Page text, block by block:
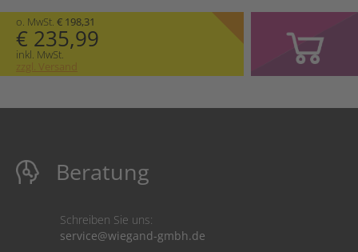
o. MwSt. € 198,31
€ 235,99
inkl. MwSt.
zzgl. Versand
Beratung
Schreiben Sie uns:
service@wiegand-gmbh.de